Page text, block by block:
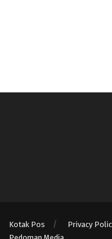
Kotak Pos Privacy